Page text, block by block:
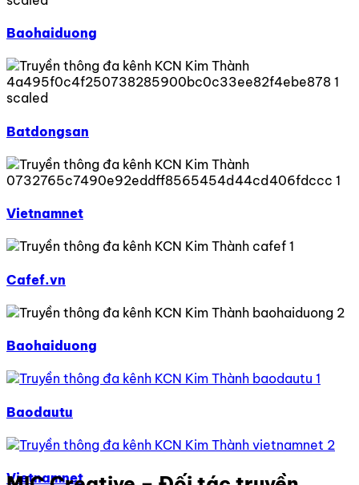
Baohaiduong
Batdongsan
Vietnamnet
Cafef.vn
Baohaiduong
Baodautu
Vietnamnet